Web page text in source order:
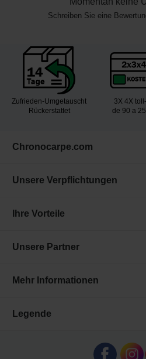
Schreiben Sie eine
Zufrieden-Umgetauscht
Rückerstattet
3X 4X
de 90 a
Chronocarpe.com
Unsere Verpflichtungen
Ihre Vorteile
Unsere Partner
Mehr Informationen
Legende